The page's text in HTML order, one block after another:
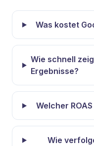
Was kostet
Wie schnell
Ergebnisse?
Welcher
Wie